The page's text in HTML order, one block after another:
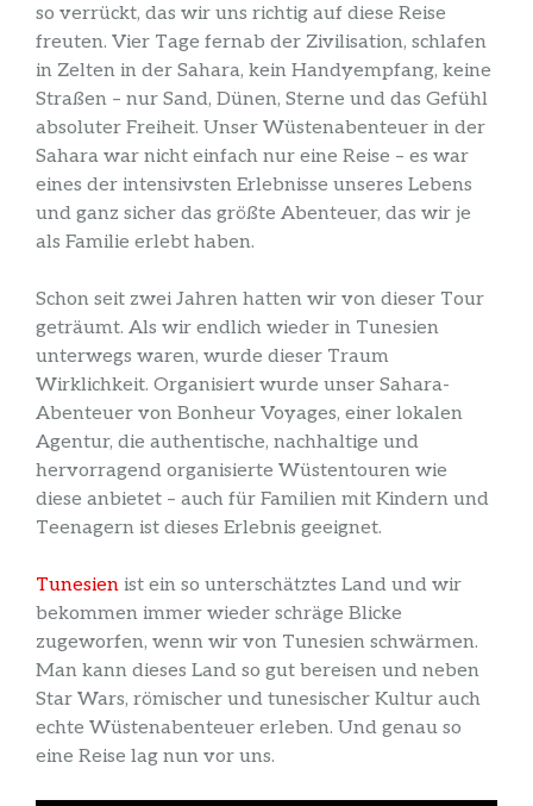
so verrückt, das wir uns richtig auf diese Reise
freuten. Vier Tage fernab der Zivilisation, schlafen
in Zelten in der Sahara, kein Handyempfang, keine
Straßen – nur Sand, Dünen, Sterne und das Gefühl
absoluter Freiheit. Unser Wüstenabenteuer in der
Sahara war nicht einfach nur eine Reise – es war
eines der intensivsten Erlebnisse unseres Lebens
und ganz sicher das größte Abenteuer, das wir je
als Familie erlebt haben.
Schon seit zwei Jahren hatten wir von dieser Tour
geträumt. Als wir endlich wieder in Tunesien
unterwegs waren, wurde dieser Traum
Wirklichkeit. Organisiert wurde unser Sahara-
Abenteuer von Bonheur Voyages, einer lokalen
Agentur, die authentische, nachhaltige und
hervorragend organisierte Wüstentouren wie
diese anbietet – auch für Familien mit Kindern und
Teenagern ist dieses Erlebnis geeignet.
Tunesien ist ein so unterschätztes Land und wir
bekommen immer wieder schräge Blicke
zugeworfen, wenn wir von Tunesien schwärmen.
Man kann dieses Land so gut bereisen und neben
Star Wars, römischer und tunesischer Kultur auch
echte Wüstenabenteuer erleben. Und genau so
eine Reise lag nun vor uns.